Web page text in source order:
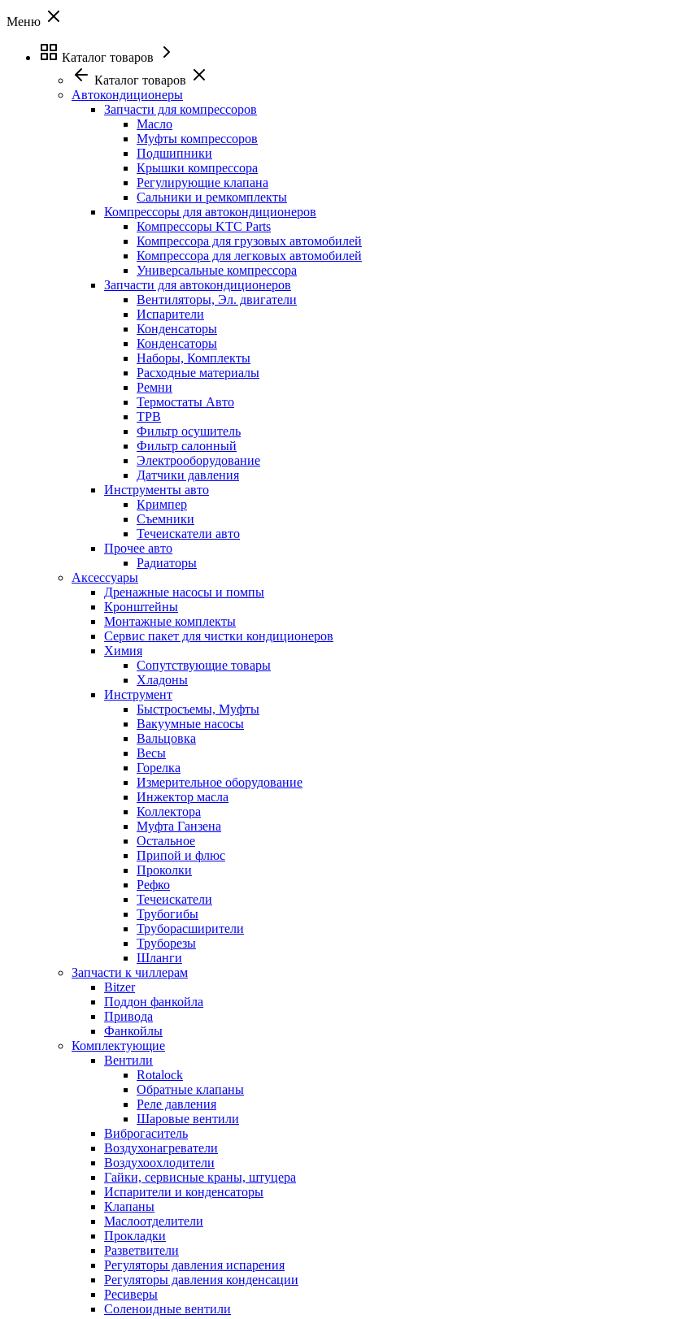
Меню
Каталог товаров
Каталог товаров
Автокондиционеры
Запчасти для компрессоров
Масло
Муфты компрессоров
Подшипники
Крышки компрессора
Регулирующие клапана
Сальники и ремкомплекты
Компрессоры для автокондиционеров
Компрессоры KTC Parts
Компрессора для грузовых автомобилей
Компрессора для легковых автомобилей
Универсальные компрессора
Запчасти для автокондиционеров
Вентиляторы, Эл. двигатели
Испарители
Конденсаторы
Конденсаторы
Наборы, Комплекты
Расходные материалы
Ремни
Термостаты Авто
ТРВ
Фильтр осушитель
Фильтр салонный
Электрооборудование
Датчики давления
Инструменты авто
Кримпер
Съемники
Течеискатели авто
Прочее авто
Радиаторы
Аксессуары
Дренажные насосы и помпы
Кронштейны
Монтажные комплекты
Сервис пакет для чистки кондиционеров
Химия
Сопутствующие товары
Хладоны
Инструмент
Быстросъемы, Муфты
Вакуумные насосы
Вальцовка
Весы
Горелка
Измерительное оборудование
Инжектор масла
Коллектора
Муфта Ганзена
Остальное
Припой и флюс
Проколки
Рефко
Течеискатели
Трубогибы
Труборасширители
Труборезы
Шланги
Запчасти к чиллерам
Bitzer
Поддон фанкойла
Привода
Фанкойлы
Комплектующие
Вентили
Rotalock
Обратные клапаны
Реле давления
Шаровые вентили
Виброгаситель
Воздухонагреватели
Воздухоохлодители
Гайки, сервисные краны, штуцера
Испарители и конденсаторы
Клапаны
Маслоотделители
Прокладки
Разветвители
Регуляторы давления испарения
Регуляторы давления конденсации
Ресиверы
Соленоидные вентили